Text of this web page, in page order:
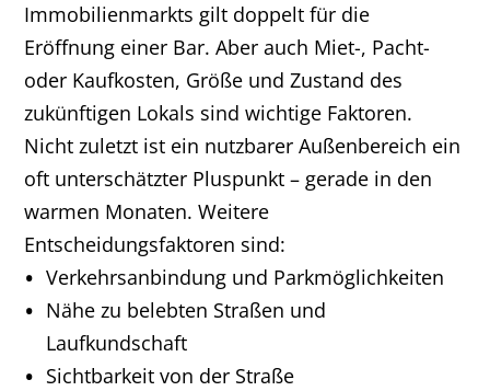
Immobilienmarkts gilt doppelt für die
Eröffnung einer Bar. Aber auch Miet-, Pacht-
oder Kaufkosten, Größe und Zustand des
zukünftigen Lokals sind wichtige Faktoren.
Nicht zuletzt ist ein nutzbarer Außenbereich ein
oft unterschätzter Pluspunkt – gerade in den
warmen Monaten. Weitere
Entscheidungsfaktoren sind:
Verkehrsanbindung und Parkmöglichkeiten
Nähe zu belebten Straßen und
Laufkundschaft
Sichtbarkeit von der Straße